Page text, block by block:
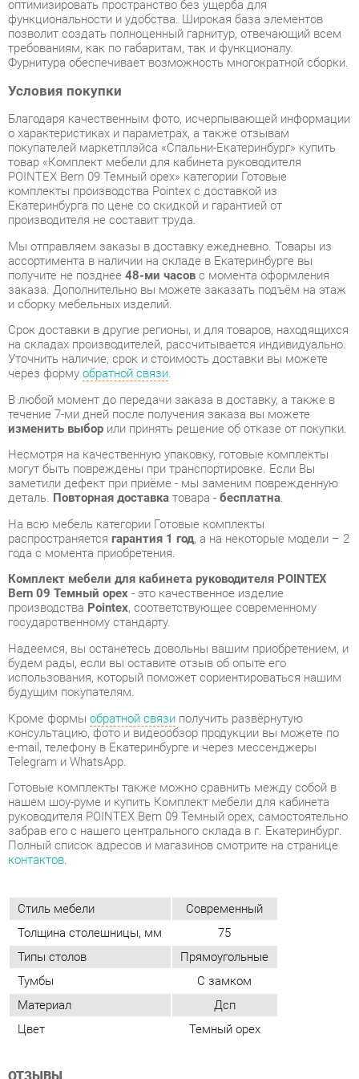
Условия покупки
Благодаря качественным фото, исчерпывающей информации
о характеристиках и параметрах, а также отзывам
покупателей маркетплэйса «Спальни-Екатеринбург» купить
товар «Комплект мебели для кабинета руководителя
POINTEX Bern 09 Темный орех» категории Готовые
комплекты производства Pointex с доставкой из
Екатеринбурга по цене со скидкой и гарантией от
производителя не составит труда.
Мы отправляем заказы в доставку ежедневно. Товары из
ассортимента в наличии на складе в Екатеринбурге вы
получите не позднее48-ми часовс момента оформления
заказа. Дополнительно вы можете заказать подъём на этаж
и сборку мебельных изделий.
Срок доставки в другие регионы, и для товаров, находящихся
на складах производителей, рассчитывается индивидуально.
Уточнить наличие, срок и стоимость доставки вы можете
через формуобратной связи.
В любой момент до передачи заказа в доставку, а также в
течение 7-ми дней после получения заказа вы можете
изменить выборили принять решение об отказе от покупки.
Несмотря на качественную упаковку, готовые комплекты
могут быть повреждены при транспортировке. Если Вы
заметили дефект при приёме - мы заменим поврежденную
деталь.Повторная доставкатовара -бесплатна.
На всю мебель категории Готовые комплекты
года с момента приобретения.
Комплект мебели для кабинета руководителя POINTEX
Bern 09 Темный орех- это качественное изделие
государственному стандарту.
Надеемся, вы останетесь довольны вашим приобретением, и
будем рады, если вы оставите отзыв об опыте его
использования, который поможет сориентироваться нашим
будущим покупателям.
Кроме формы обратной связиполучить развёрнутую
консультацию, фото и видеообзор продукции вы можете по
e-mail, телефону в Екатеринбурге и через мессенджеры
Telegram и WhatsApp.
Готовые комплекты также можно сравнить между собой в
нашем шоу-руме и купить Комплект мебели для кабинета
руководителя POINTEX Bern 09 Темный орех, самостоятельно
забрав его с нашего центрального склада в г. Екатеринбург.
Полный список адресов и магазинов смотрите на странице
контактов.
Стиль мебели Современный
Толщина столешницы, мм 75
Типы столов
Прямоугольные
Цвет
Темный орех
ОТЗЫВЫ
Пока нет отзывов, поделитесь первым своим мнением.
ДОБАВИТЬ ОТЗЫВ